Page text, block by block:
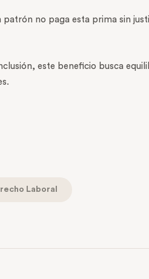
patrón no paga esta prima sin
este beneficio busca
Laboral